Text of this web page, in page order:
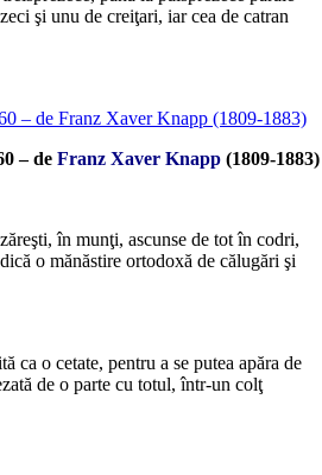
şi unu de creiţari, iar cea de catran
– de Franz Xaver Knapp (1809-1883)
în munţi, ascunse de tot în codri,
o mănăstire ortodoxă de călugări şi
ca o cetate, pentru a se putea apăra de
de o parte cu totul, într-un colţ